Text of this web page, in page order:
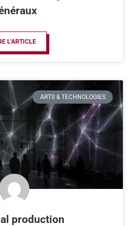
L'ARTICLE
ARTS & TECHNOLOGIES
production